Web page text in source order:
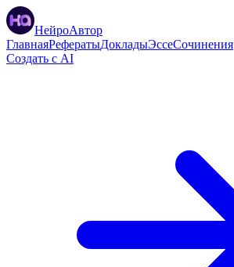
НейроАвтор
ГлавнаяРефератыДокладыЭссеСочинения
Создать с AI